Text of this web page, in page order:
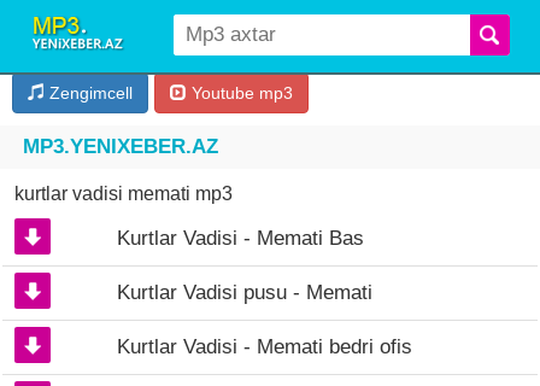
Zengimcell Youtube mp3
MP3.YENIXEBER.AZ
kurtlar vadisi memati mp3
Kurtlar Vadisi - Memati Bas
Kurtlar Vadisi pusu - Memati
Kurtlar Vadisi - Memati bedri ofis